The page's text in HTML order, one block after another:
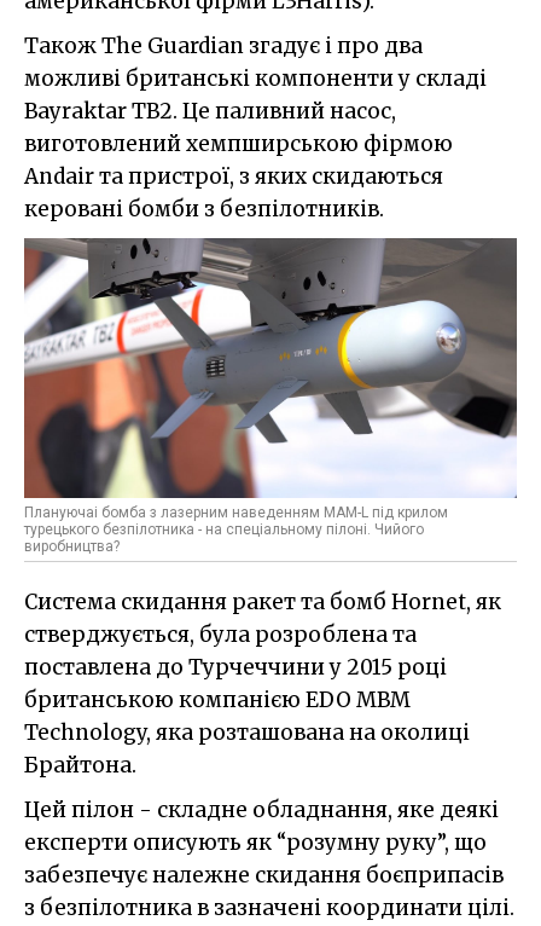
Також The Guardian згадує і про два
можливі британські компоненти у складі
Bayraktar TB2. Це паливний насос,
виготовлений хемпширською фірмою
Andair та пристрої, з яких скидаються
керовані бомби з безпілотників.
Плануючаі бомба з лазерним наведенням MAM-L під крилом
турецького безпілотника - на спеціальному пілоні. Чийого
виробництва?
Система скидання ракет та бомб Hornet, як
стверджується, була розроблена та
поставлена до Турчеччини у 2015 році
британською компанією EDO MBM
Technology, яка розташована на околиці
Брайтона.
Цей пілон - складне обладнання, яке деякі
експерти описують як “розумну руку”, що
забезпечує належне скидання боєприпасів
з безпілотника в зазначені координати цілі.